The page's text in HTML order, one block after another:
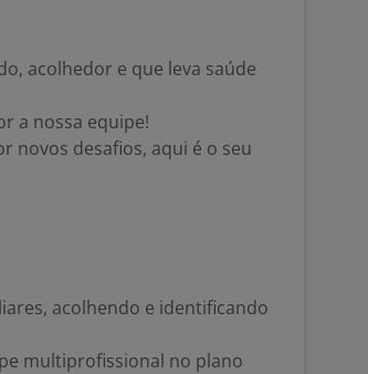
acolhedor e que leva saúde
a nossa equipe!
novos desafios, aqui é o seu
acolhendo e identificando
multiprofissional no plano